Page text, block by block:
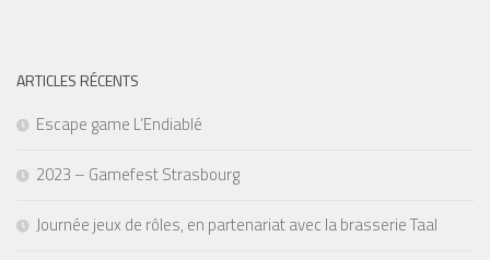
ARTICLES RÉCENTS
Escape game L’Endiablé
2023 – Gamefest Strasbourg
Journée jeux de rôles, en partenariat avec la brasserie Taal